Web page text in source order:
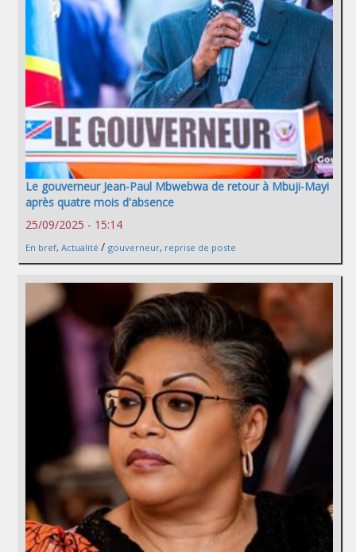
Le gouverneur Jean-Paul Mbwebwa de retour à Mbuji-Mayi
après quatre mois d'absence
25/09/2025 - 15:14
En bref, Actualité / gouverneur, reprise de poste